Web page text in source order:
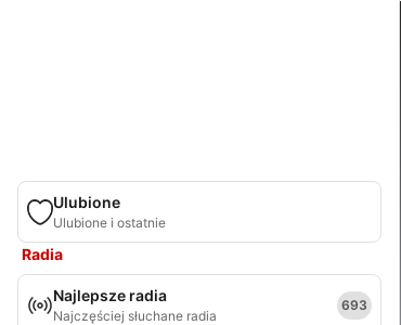
Ulubione
Ulubione i ostatnie
Radia
Najlepsze radia
Najczęściej słuchane radia
693